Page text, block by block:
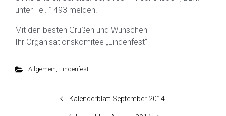
unter Tel. 1493 melden.
Mit den besten Grüßen und Wünschen
Ihr Organisationskomitee „Lindenfest“
Allgemein, Lindenfest
Kalenderblatt September 2014